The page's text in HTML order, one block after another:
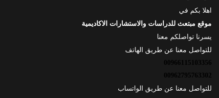
اهلا بكم في
موقع مبتعث للدراسات والاستشارات الاكاديمية
يسرنا تواصلكم معنا
للتواصل معنا عن طريق الهاتف
00966115103356
00962795763302
للتواصل معنا عن طريق الواتساب